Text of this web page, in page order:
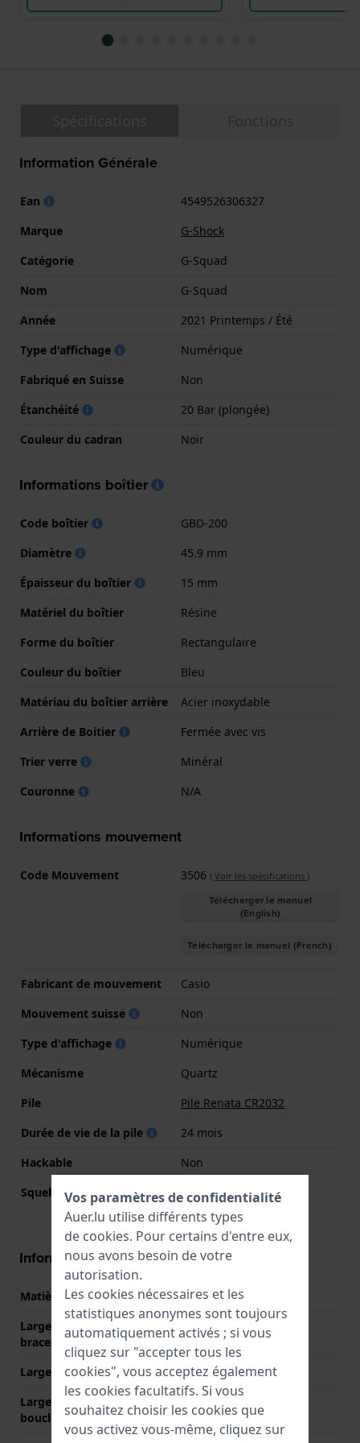
Information Générale
Ean
4549526306327
Marque
G-Shock
Catégorie
G-Squad
Nom
G-Squad
Année
2021 Printemps / Été
Type d'affichage
Numérique
Fabriqué en Suisse
Non
Étanchéité
20 Bar (plongée)
Couleur du cadran
Noir
Informations boîtier
Code boîtier
GBD-200
Diamètre
45.9 mm
Épaisseur du boîtier
15 mm
Matériel du boîtier
Résine
Forme du boîtier
Rectangulaire
Couleur du boîtier
Bleu
Matériau du boîtier arrière
Acier inoxydable
Arrière de Boitier
Fermée avec vis
Trier verre
Minéral
Couronne
N/A
Informations mouvement
Code Mouvement 3506 ( Voir les spécifications )
Télécharger le manuel
(English)
Télécharger le manuel (French)
Fabricant de mouvement
Casio
Mouvement suisse
Non
Type d'affichage
Numérique
Mécanisme
Quartz
Pile
Pile Renata CR2032
Durée de vie de la pile
24 mois
Hackable
Non
Squelette
Non
Informations bracelet
Matière bracelet
Résine
Largeur de la patte (du
bracelet)
26 mm
Largeur entre Corne
18 mm
Largeur de bande à la
boucle
19 mm
Vos paramètres de confidentialité
Auer.lu utilise différents types
de cookies. Pour certains d'entre eux,
nous avons besoin de votre
autorisation.
Les cookies nécessaires et les
statistiques anonymes sont toujours
automatiquement activés ; si vous
cliquez sur "accepter tous les
cookies", vous acceptez également
les cookies facultatifs. Si vous
souhaitez choisir les cookies que
vous activez vous-même, cliquez sur